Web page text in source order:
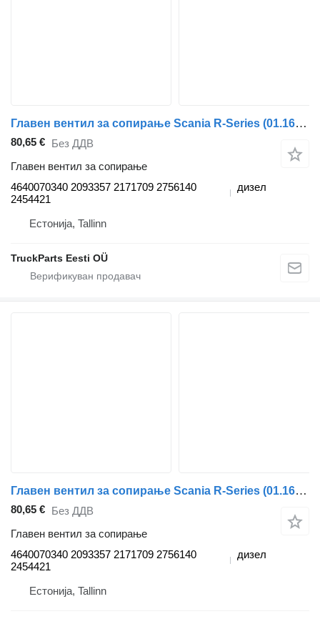
Главен вентил за сопирање Scania R-Series (01.16-) 4640070340 за камион влекач Scania L,P,G,R,S-series (2016-)
80,65 € Без ДДВ
Главен вентил за сопирање
4640070340 2093357 2171709 2756140
2454421
дизел
Естонија, Tallinn
TruckParts Eesti OÜ
Главен вентил за сопирање Scania R-Series (01.16-) 4640070340 за камион влекач Scania L,P,G,R,S-series (2016-)
80,65 € Без ДДВ
Главен вентил за сопирање
4640070340 2093357 2171709 2756140
2454421
дизел
Естонија, Tallinn